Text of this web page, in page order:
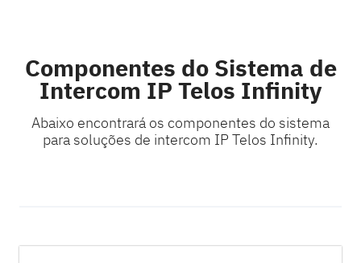
Componentes do Sistema de
Intercom IP Telos Infinity
Abaixo encontrará os componentes do sistema
para soluções de intercom IP Telos Infinity.